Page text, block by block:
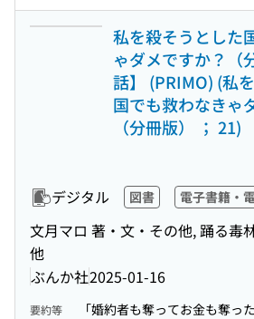
私を殺そうとした
ゃダメですか？（
話】 (PRIMO) (私
国でも救わなきゃ
（分冊版） ； 21)
デジタル 図書 電子書籍・
文月マロ 著・文・その他, 踊る毒
他
ぶんか社2025-01-16
要約等
「婚約者も奪ってお金も奪っ